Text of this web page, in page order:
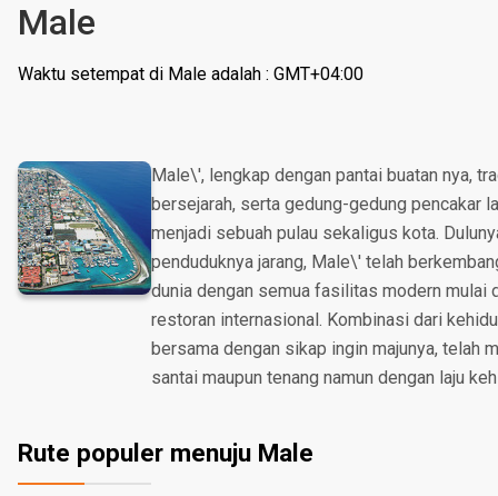
Male
Waktu setempat di Male adalah : GMT+04:00
Male\', lengkap dengan pantai buatan nya,
bersejarah, serta gedung-gedung pencakar
menjadi sebuah pulau sekaligus kota.
penduduknya jarang, Male\' telah
dunia dengan semua fasilitas modern mulai
restoran internasional. Kombinasi dari
bersama dengan sikap ingin majunya, telah
santai maupun tenang namun dengan laju
Rute populer menuju Male